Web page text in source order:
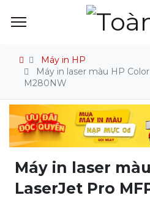
Máy in HP
Máy in laser màu HP
M280NW
Máy in laser
LaserJet Pro